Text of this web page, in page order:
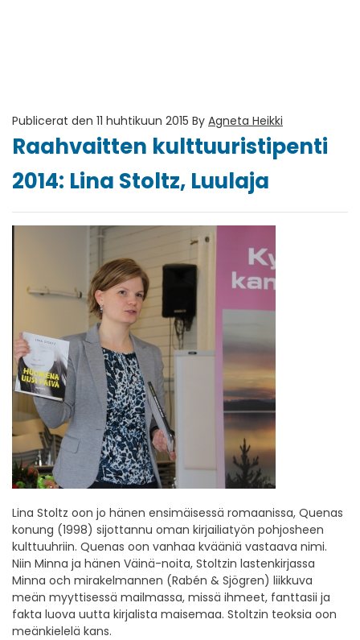
Publicerat den 11 huhtikuun 2015 By Agneta Heikki
Raahvaitten kulttuuristipenti
2014: Lina Stoltz, Luulaja
Lina Stoltz oon jo hänen ensimäisessä romaanissa, Quenas
konung (1998) sijottannu oman kirjailiatyön pohjosheen
kulttuuhriin. Quenas oon vanhaa kvääniä vastaava nimi.
Niin Minna ja hänen Väinä-noita, Stoltzin lastenkirjassa
Minna och mirakelmannen (Rabén & Sjögren) liikkuva
meän myyttisessä mailmassa, missä ihmeet, fanttasii ja
fakta luova uutta kirjalista maisemaa. Stoltzin teoksia oon
meänkielelä kans.